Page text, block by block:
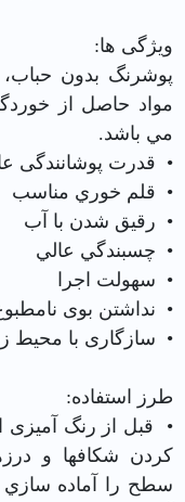
ویژگی ها:
پوشرنگ بدون
مواد حاصل از
مي باشد.
• قدرت پوشانندگی
• قلم خوري مناسب
• رقيق شدن با آب
• چسبندگي عالي
• سهولت اجرا
• نداشتن بوی
• سازگاری با محیط
طرز استفاده:
• قبل از رنگ
کردن شکافها و
سطح را آماده سازي